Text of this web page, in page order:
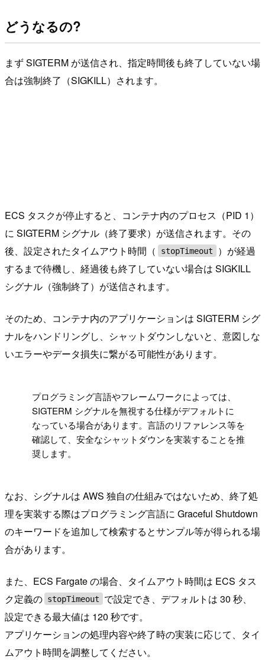
どうなるの?
まず SIGTERM が送信され、指定時間後も終了していない場
合は強制終了（SIGKILL）されます。
ECS タスクが停止すると、コンテナ内のプロセス（PID 1）
に SIGTERM シグナル（終了要求）が送信されます。その
後、設定されたタイムアウト時間（
stopTimeout
）が経過
するまで待機し、経過後も終了していない場合は SIGKILL
シグナル（強制終了）が送信されます。
そのため、コンテナ内のアプリケーションは SIGTERM シグ
ナルをハンドリングし、シャットダウンしないと、意図しな
いエラーやデータ損失に繋がる可能性があります。
プログラミング言語やフレームワークによっては、
SIGTERM シグナルを無視する仕様がデフォルトに
なっている場合があります。言語のリファレンス等を
確認して、安全なシャットダウンを実装することを推
奨します。
なお、シグナルは AWS 独自の仕組みではないため、終了処
理を実装する際はプログラミング言語に Graceful Shutdown
のキーワードを追加して検索するとサンプル等が得られる場
合があります。
また、ECS Fargate の場合、タイムアウト時間は ECS タス
ク定義の stopTimeout
で設定でき、デフォルトは 30 秒、
設定できる最大値は 120 秒です。
アプリケーションの処理内容や終了時の実装に応じて、タイ
ムアウト時間を調整してください。